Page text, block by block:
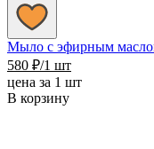
Мыло с эфирным
580 ₽/1 шт
цена за 1 шт
В корзину